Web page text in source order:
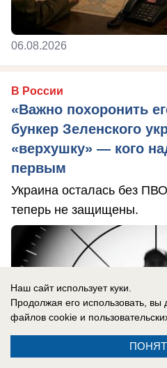
06.08.2026
В России
«Важно похоронить
бункер Зеленского
«верхушку» — кого
первым
Украина осталась без
теперь не защищены.
Наш сайт использует куки.
Продолжая его использовать, вы
файлов cookie и